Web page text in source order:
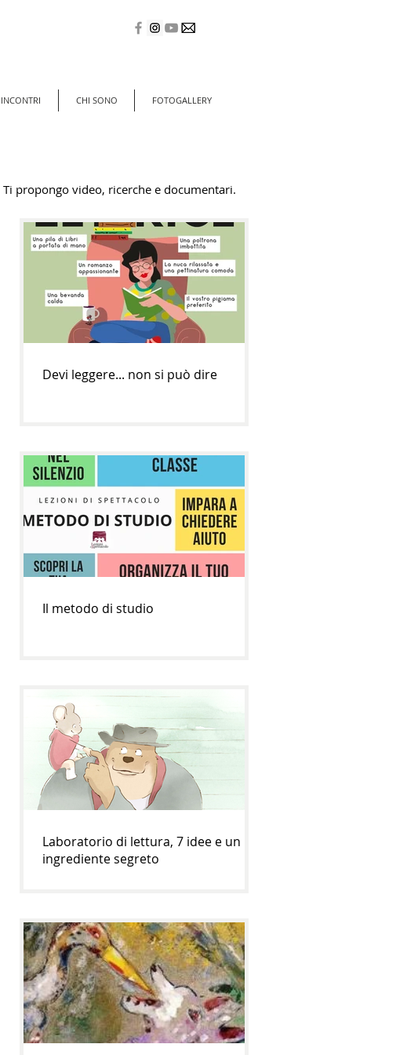
INCONTRI CHI SONO FOTOGALLERY
Ti propongo video, ricerche e documentari.
Devi leggere... non si può dire
Il metodo di studio
Laboratorio di lettura, 7 idee e un
ingrediente segreto